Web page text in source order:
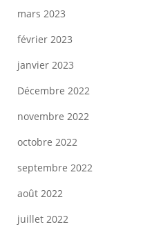
mars 2023
février 2023
janvier 2023
Décembre 2022
novembre 2022
octobre 2022
septembre 2022
août 2022
juillet 2022